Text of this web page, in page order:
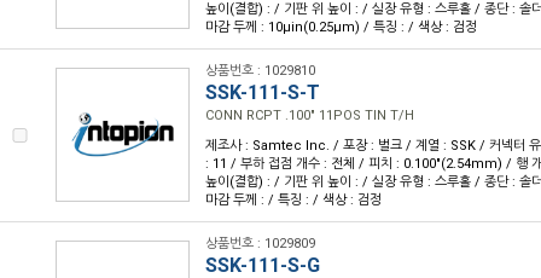
높이(결합) : / 기판 위 높이 : / 실장 유형 : 스루홀 / 종단 : 솔
마감 두께 : 10µin(0.25µm) / 특징 : / 색상 : 검정
상품번호 : 1029810
SSK-111-S-T
CONN RCPT .100" 11POS TIN T/H
제조사 : Samtec Inc. / 포장 : 벌크 / 계열 : SSK / 커넥터
: 11 / 부하 접점 개수 : 전체 / 피치 : 0.100"(2.54mm) / 행
높이(결합) : / 기판 위 높이 : / 실장 유형 : 스루홀 / 종단 : 솔
마감 두께 : / 특징 : / 색상 : 검정
상품번호 : 1029809
SSK-111-S-G